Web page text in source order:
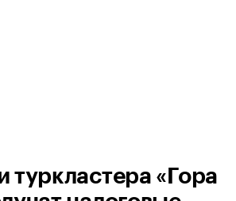
туркластера «Гора